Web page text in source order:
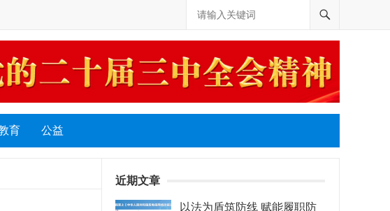
育 公益
近期文章
以法为盾筑防线 赋能履职防